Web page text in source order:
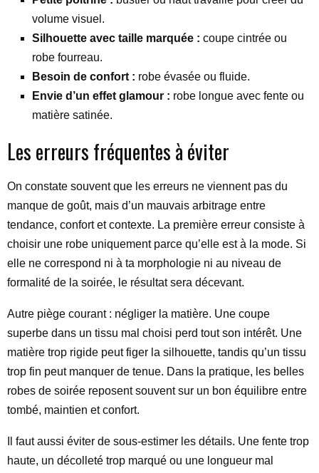
volume visuel.
Silhouette avec taille marquée : coupe cintrée ou
robe fourreau.
Besoin de confort : robe évasée ou fluide.
Envie d’un effet glamour : robe longue avec fente ou
matière satinée.
Les erreurs fréquentes à éviter
On constate souvent que les erreurs ne viennent pas du
manque de goût, mais d’un mauvais arbitrage entre
tendance, confort et contexte. La première erreur consiste à
choisir une robe uniquement parce qu’elle est à la mode. Si
elle ne correspond ni à ta morphologie ni au niveau de
formalité de la soirée, le résultat sera décevant.
Autre piège courant : négliger la matière. Une coupe
superbe dans un tissu mal choisi perd tout son intérêt. Une
matière trop rigide peut figer la silhouette, tandis qu’un tissu
trop fin peut manquer de tenue. Dans la pratique, les belles
robes de soirée reposent souvent sur un bon équilibre entre
tombé, maintien et confort.
Il faut aussi éviter de sous-estimer les détails. Une fente trop
haute, un décolleté trop marqué ou une longueur mal